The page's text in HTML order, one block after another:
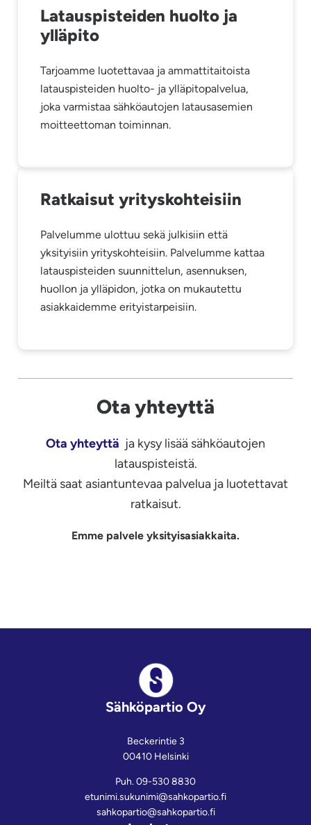
Latauspisteiden huolto ja
ylläpito
Tarjoamme luotettavaa ja ammattitaitoista
latauspisteiden huolto- ja ylläpitopalvelua,
joka varmistaa sähköautojen latausasemien
moitteettoman toiminnan.
Ratkaisut yrityskohteisiin
Palvelumme ulottuu sekä julkisiin että
yksityisiin yrityskohteisiin. Palvelumme kattaa
latauspisteiden suunnittelun, asennuksen,
huollon ja ylläpidon, jotka on mukautettu
asiakkaidemme erityistarpeisiin.
Ota yhteyttä
Ota yhteyttä ja kysy lisää sähköautojen
latauspisteistä.
Meiltä saat asiantuntevaa palvelua ja luotettavat
ratkaisut.
Emme palvele yksityisasiakkaita.
Sähköpartio Oy
Beckerintie 3
00410 Helsinki
Puh. 09-530 8830
etunimi.sukunimi@sahkopartio.fi
sahkopartio@sahkopartio.fi